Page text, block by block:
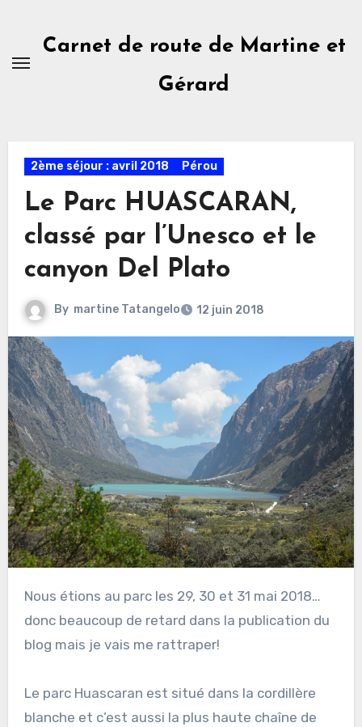
contentCarnet de route de Martine et
Gérard
2ème séjour : avril 2018 Pérou
Le Parc HUASCARAN,
classé par l’Unesco et le
canyon Del Plato
By martine Tatangelo 12 juin 2018
Nous étions au parc les 29, 30 et 31 mai 2018…
donc beaucoup de retard dans la publication du
blog mais je vais me rattraper!
Le parc Huascaran est situé dans la cordillère
blanche et c’est aussi la plus haute chaîne de